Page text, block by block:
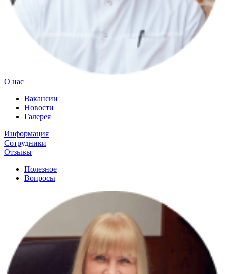
О нас
Вакансии
Новости
Галерея
Информация
Сотрудники
Отзывы
Полезное
Вопросы